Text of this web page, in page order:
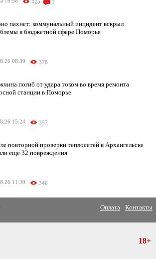
425 1
пахнет: коммунальный инцидент вскрыл
в бюджетной сфере Поморья
08:39 378
погиб от удара током во время ремонта
станции в Поморье
15:24 357
повторной проверки теплосетей в Архангельске
еще 32 повреждения
11:39 346
Оплата Контакты
18+